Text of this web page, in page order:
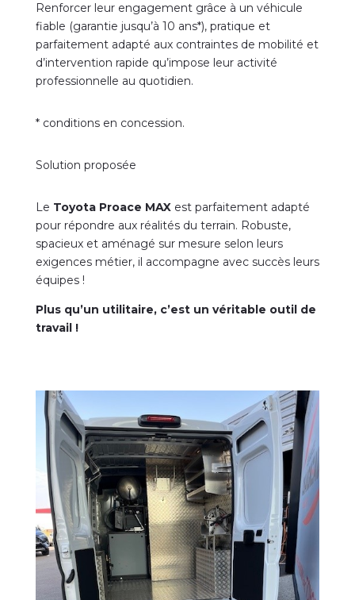
Renforcer leur engagement grâce à un véhicule
fiable (garantie jusqu’à 10 ans*), pratique et
parfaitement adapté aux contraintes de mobilité et
d’intervention rapide qu’impose leur activité
professionnelle au quotidien.
* conditions en concession.
Solution proposée
Le Toyota Proace MAXest parfaitement adapté
pour répondre aux réalités du terrain. Robuste,
spacieux et aménagé sur mesure selon leurs
exigences métier, il accompagne avec succès leurs
équipes !
Plus qu’un utilitaire, c’est un véritable outil de
travail !